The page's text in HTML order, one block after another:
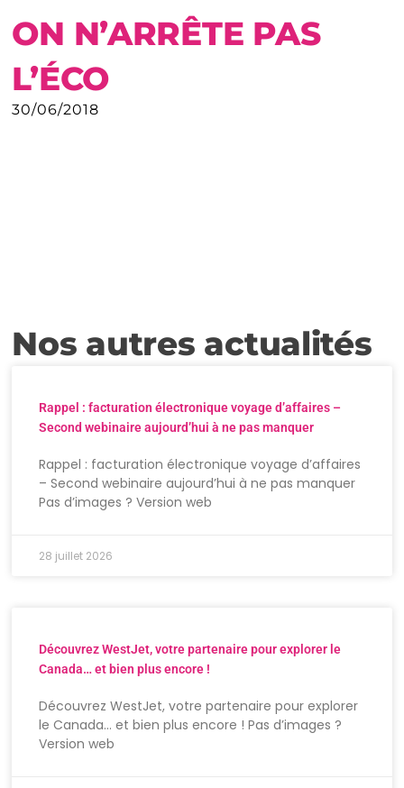
ON N’ARRÊTE PAS
L’ÉCO
30/06/2018
Nos autres actualités
Rappel : facturation électronique voyage d’affaires –
Second webinaire aujourd’hui à ne pas manquer
Rappel : facturation électronique voyage d’affaires
– Second webinaire aujourd’hui à ne pas manquer
Pas d’images ? Version web
28 juillet 2026
Découvrez WestJet, votre partenaire pour explorer le
Canada… et bien plus encore !
Découvrez WestJet, votre partenaire pour explorer
le Canada… et bien plus encore ! Pas d’images ?
Version web